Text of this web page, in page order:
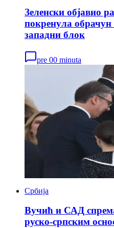
Зеленски објавио
покренула обрачун
западни блок
pre 00 minuta
Србија
Вучић и САД
руско-српским